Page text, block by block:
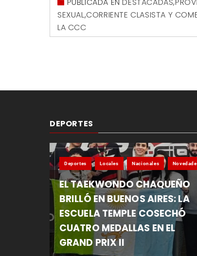
SEXUAL,CORRIENTE CLASISTA Y
LA CCC
DEPORTES
Deportes Locales Nacionales
EL TAEKWONDO CHAQUEÑO
BRILLÓ EN BUENOS AIRES: LA
ESCUELA TEMPLE COSECHÓ
CUATRO MEDALLAS EN EL
GRAND PRIX II